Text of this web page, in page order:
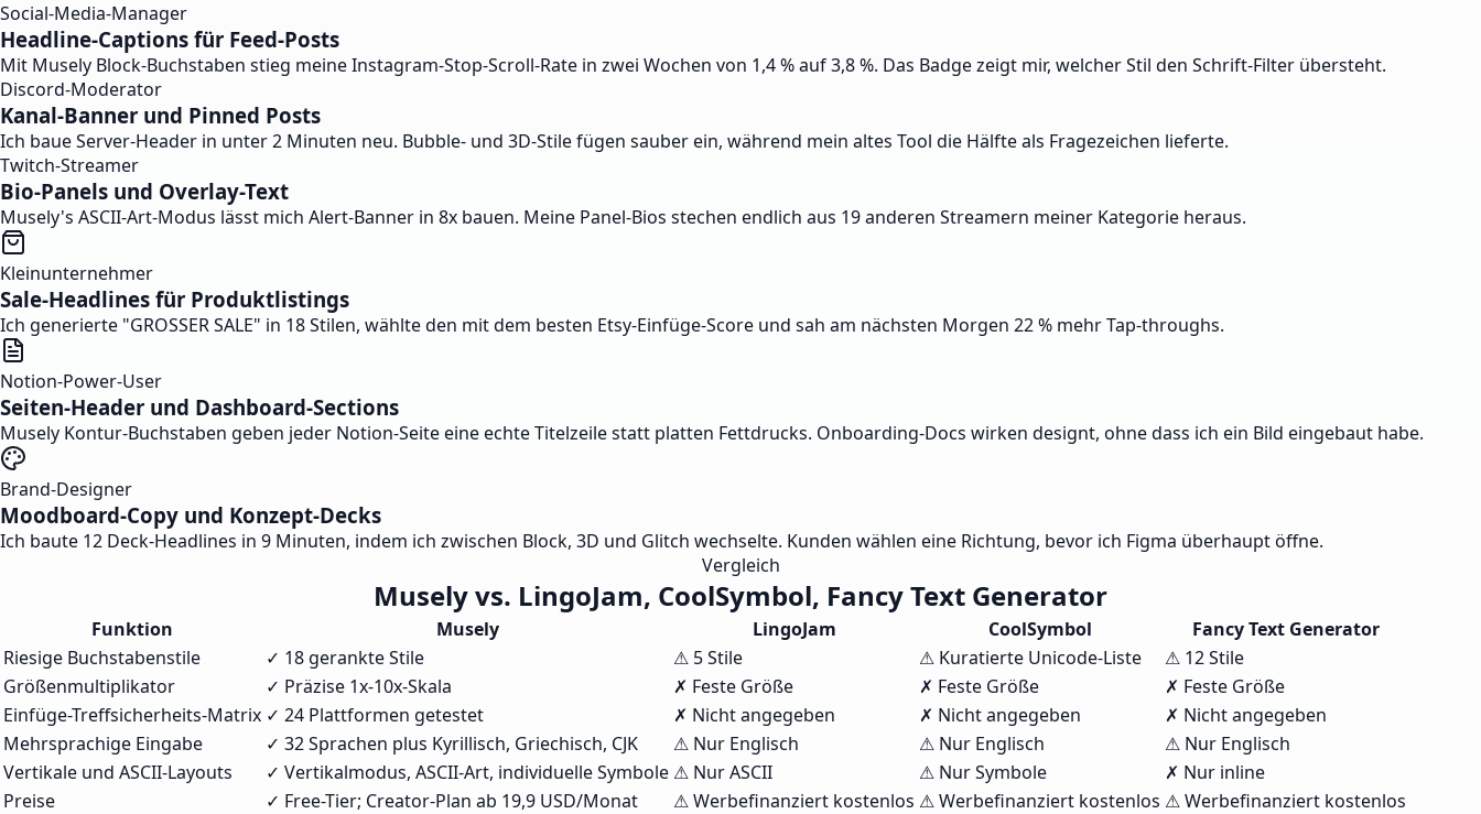
Social-Media-Manager
Headline-Captions für Feed-Posts
Mit Musely Block-Buchstaben stieg meine Instagram-Stop-Scroll-Rate in zwei Wochen von 1,4 % auf 3,8 %. Das Badge zeigt mir, welcher Stil den Schrift-Filter übersteht.
Discord-Moderator
Kanal-Banner und Pinned Posts
Ich baue Server-Header in unter 2 Minuten neu. Bubble- und 3D-Stile fügen sauber ein, während mein altes Tool die Hälfte als Fragezeichen lieferte.
Twitch-Streamer
Bio-Panels und Overlay-Text
Musely's ASCII-Art-Modus lässt mich Alert-Banner in 8x bauen. Meine Panel-Bios stechen endlich aus 19 anderen Streamern meiner Kategorie heraus.
Kleinunternehmer
Sale-Headlines für Produktlistings
Ich generierte "GROSSER SALE" in 18 Stilen, wählte den mit dem besten Etsy-Einfüge-Score und sah am nächsten Morgen 22 % mehr Tap-throughs.
Notion-Power-User
Seiten-Header und Dashboard-Sections
Musely Kontur-Buchstaben geben jeder Notion-Seite eine echte Titelzeile statt platten Fettdrucks. Onboarding-Docs wirken designt, ohne dass ich ein Bild eingebaut habe.
Brand-Designer
Moodboard-Copy und Konzept-Decks
Ich baute 12 Deck-Headlines in 9 Minuten, indem ich zwischen Block, 3D und Glitch wechselte. Kunden wählen eine Richtung, bevor ich Figma überhaupt öffne.
Vergleich
Musely vs. LingoJam, CoolSymbol, Fancy Text Generator
Funktion Musely LingoJam CoolSymbol
Fancy Text Generator
Riesige Buchstabenstile
✓ 18 gerankte Stile ⚠ 5 Stile ⚠ Kuratierte Unicode-Liste
⚠ 12 Stile
Größenmultiplikator
✓ Präzise 1x-10x-Skala ✗ Feste Größe ✗ Feste Größe
✗ Feste Größe
Einfüge-Treffsicherheits-Matrix ✓ 24 Plattformen getestet ✗ Nicht angegeben ✗ Nicht angegeben
✗ Nicht angegeben
Mehrsprachige Eingabe
✓ 32 Sprachen plus Kyrillisch, Griechisch, CJK ⚠ Nur Englisch ⚠ Nur Englisch
⚠ Nur Englisch
Vertikale und ASCII-Layouts
✓ Vertikalmodus, ASCII-Art, individuelle Symbole ⚠ Nur ASCII ⚠ Nur Symbole
✗ Nur inline
Preise
✓ Free-Tier; Creator-Plan ab 19,9 USD/Monat ⚠ Werbefinanziert kostenlos ⚠ Werbefinanziert kostenlos ⚠ Werbefinanziert kostenlos